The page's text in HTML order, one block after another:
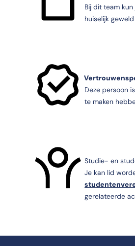
Bij dit team
huiselijk
Deze persoon
te maken
Studie- en
Je kan lid
gerelateerde